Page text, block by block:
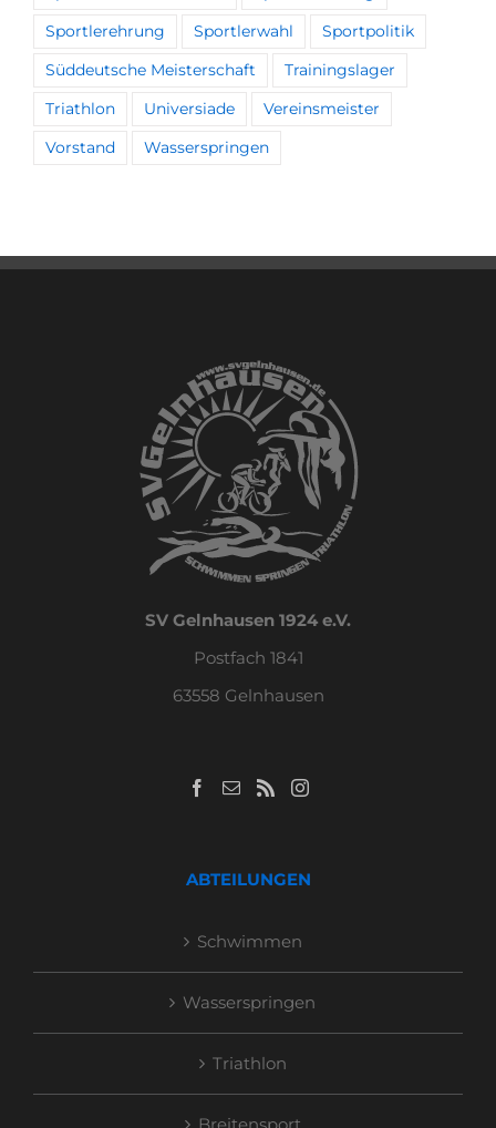
Sportlerehrung Sportlerwahl Sportpolitik
Süddeutsche Meisterschaft Trainingslager
Triathlon Universiade Vereinsmeister
Vorstand Wasserspringen
SV Gelnhausen 1924 e.V.
Postfach 1841
63558 Gelnhausen
ABTEILUNGEN
Schwimmen
Wasserspringen
Triathlon